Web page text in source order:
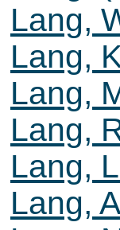
Lang,
Lang,
Lang,
Lang,
Lang,
Lang,